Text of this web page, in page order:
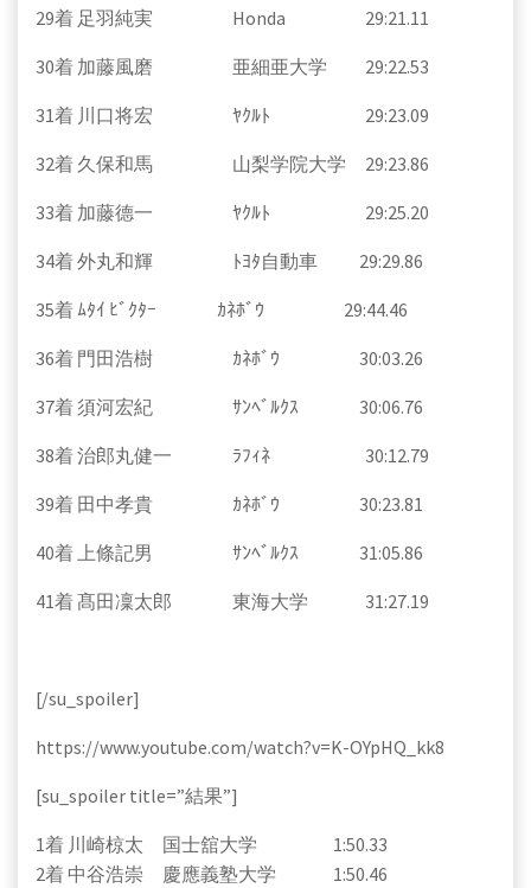
29着 足羽純実 Honda 29:21.11
30着 加藤風磨 亜細亜大学 29:22.53
31着 川口将宏 ﾔｸﾙﾄ 29:23.09
32着 久保和馬 山梨学院大学 29:23.86
33着 加藤德一 ﾔｸﾙﾄ 29:25.20
34着 外丸和輝 ﾄﾖﾀ自動車 29:29.86
35着 ﾑﾀｲ ﾋﾞｸﾀｰ ｶﾈﾎﾞｳ 29:44.46
36着 門田浩樹 ｶﾈﾎﾞｳ 30:03.26
37着 須河宏紀 ｻﾝﾍﾞﾙｸｽ 30:06.76
38着 治郎丸健一 ﾗﾌｨﾈ 30:12.79
39着 田中孝貴 ｶﾈﾎﾞｳ 30:23.81
40着 上條記男 ｻﾝﾍﾞﾙｸｽ 31:05.86
41着 髙田凜太郎 東海大学 31:27.19
[/su_spoiler]
https://www.youtube.com/watch?v=K-OYpHQ_kk8
[su_spoiler title=”結果”]
1着 川崎椋太 国士舘大学 1:50.33
2着 中谷浩崇 慶應義塾大学 1:50.46